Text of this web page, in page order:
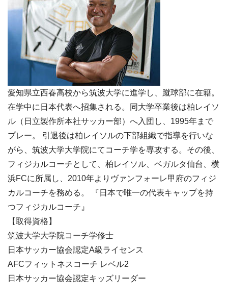
愛知県立西春高校から筑波大学に進学し、蹴球部に在籍。
在学中に日本代表へ招集される。同大学卒業後は柏レイソ
ル（日立製作所本社サッカー部）へ入団し、1995年まで
プレー。 引退後は柏レイソルの下部組織で指導を行いな
がら、筑波大学大学院にてコーチ学を専攻する。その後、
フィジカルコーチとして、柏レイソル、ベガルタ仙台、横
浜FCに所属し、2010年よりヴァンフォーレ甲府のフィジ
カルコーチを務める。 『日本で唯一の代表キャップを持
つフィジカルコーチ』
【取得資格】
筑波大学大学院コーチ学修士
日本サッカー協会認定A級ライセンス
AFCフィットネスコーチ レベル2
日本サッカー協会認定キッズリーダー